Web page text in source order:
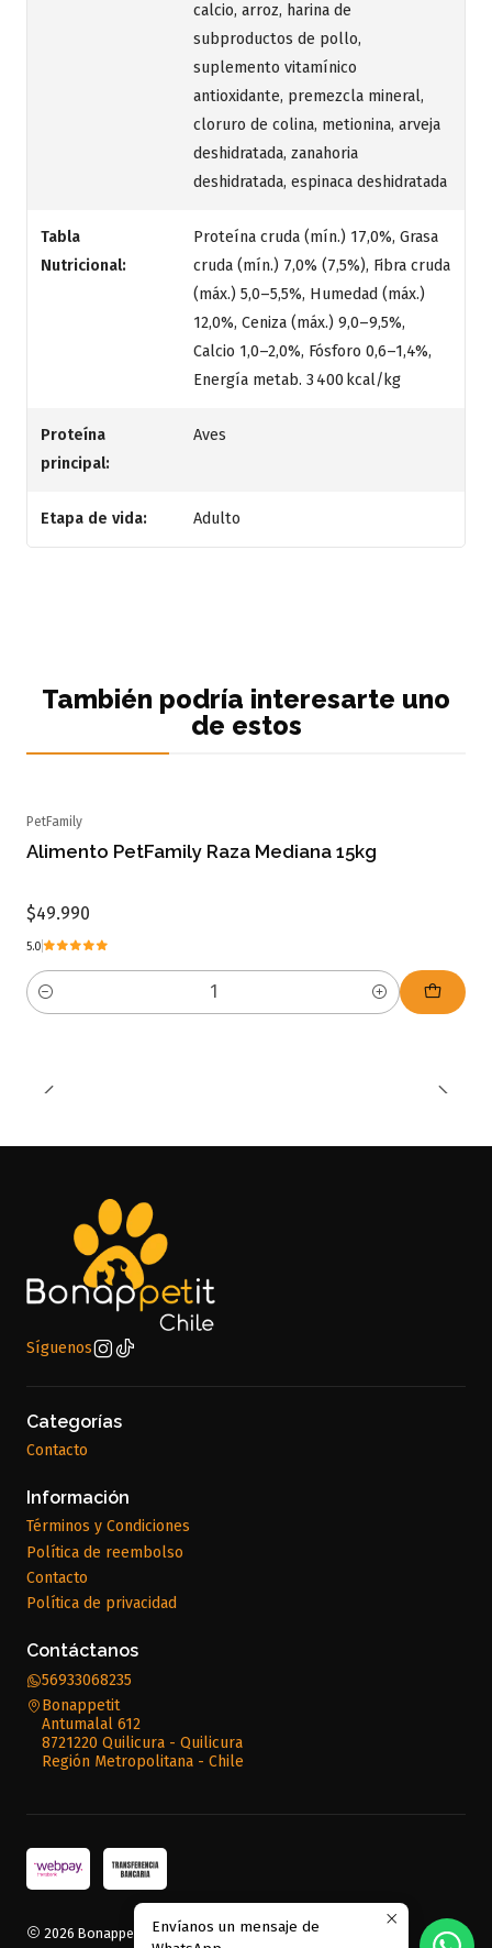
calcio, arroz, harina de
subproductos de pollo,
suplemento vitamínico
antioxidante, premezcla mineral,
cloruro de colina, metionina, arveja
deshidratada, zanahoria
deshidratada, espinaca deshidratada
Tabla
Nutricional:
Proteína cruda (mín.) 17,0%, Grasa
cruda (mín.) 7,0% (7,5%), Fibra cruda
(máx.) 5,0–5,5%, Humedad (máx.)
12,0%, Ceniza (máx.) 9,0–9,5%,
Calcio 1,0–2,0%, Fósforo 0,6–1,4%,
Energía metab. 3 400 kcal/kg
Proteína
principal:
Aves
Etapa de vida: Adulto
También podría interesarte uno
de estos
PetFamily
Alimento PetFamily Raza Mediana 15kg
$49.990
5.0
Cantidad
Síguenos
Categorías
Contacto
Información
Términos y Condiciones
Política de reembolso
Contacto
Política de privacidad
Contáctanos
56933068235
Bonappetit
Antumalal 612
8721220 Quilicura - Quilicura
Región Metropolitana - Chile
2026 Bonappetit. Envíanos un mensaje de